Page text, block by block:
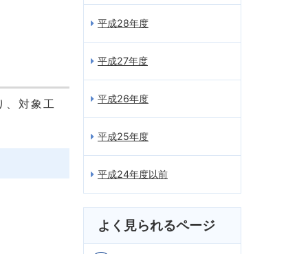
、対象工
平成28年度
平成27年度
平成26年度
平成25年度
平成24年度以前
よく見られるページ